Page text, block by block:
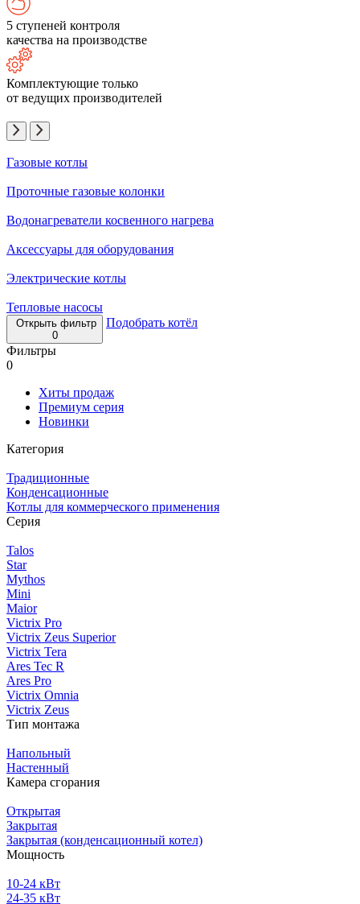
5 ступеней контроля
качества на производстве
Комплектующие только
от ведущих производителей
Газовые котлы
Проточные газовые колонки
Водонагреватели косвенного нагрева
Аксессуары для оборудования
Электрические котлы
Тепловые насосы
Открыть фильтр
0
Подобрать котёл
Фильтры
0
Хиты продаж
Премиум серия
Новинки
Категория
Традиционные
Конденсационные
Котлы для коммерческого применения
Серия
Talos
Star
Mythos
Mini
Maior
Victrix Pro
Victrix Zeus Superior
Victrix Tera
Ares Tec R
Ares Pro
Victrix Omnia
Victrix Zeus
Тип монтажа
Напольный
Настенный
Камера сгорания
Открытая
Закрытая
Закрытая (конденсационный котел)
Мощность
10-24 кВт
24-35 кВт